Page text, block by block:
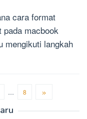
cara format
pada macbook
mengikuti langkah
… 8